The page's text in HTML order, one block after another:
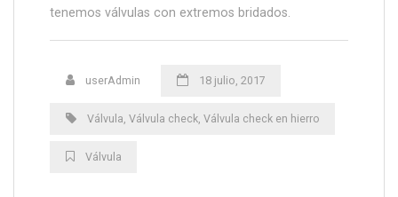
tenemos válvulas con extremos bridados.
userAdmin 18 julio, 2017
Válvula, Válvula check, Válvula check en hierro
Válvula